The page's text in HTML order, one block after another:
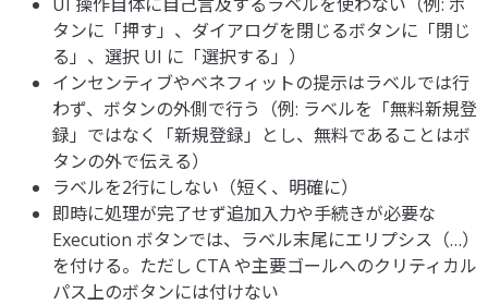
タンに「押す」、ダイアログを閉じるボタンに「閉じ
る」、選択 UI に「選択する」）
インセンティブやベネフィットの提示はラベルでは行
わず、ボタンの外側で行う（例: ラベルを「無料新規登
録」ではなく「新規登録」とし、無料であることはボ
タンの外で伝える）
ラベルを2行にしない（短く、明確に）
即時に処理が完了せず追加入力や手続きが必要な
Execution ボタンでは、ラベル末尾にエリプシス（…）
を付ける。ただし CTA や主要ゴールへのクリティカル
パス上のボタンには付けない